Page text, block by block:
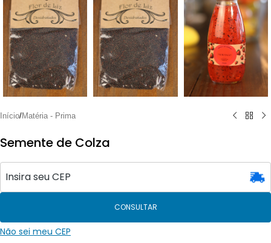
Início/Matéria - Prima
Semente de Colza
CONSULTAR
Não sei meu CEP